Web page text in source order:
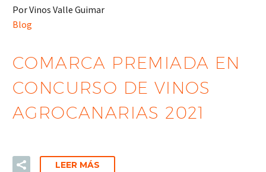
Por Vinos Valle Guimar
Blog
COMARCA PREMIADA EN
CONCURSO DE VINOS
AGROCANARIAS 2021
LEER MÁS